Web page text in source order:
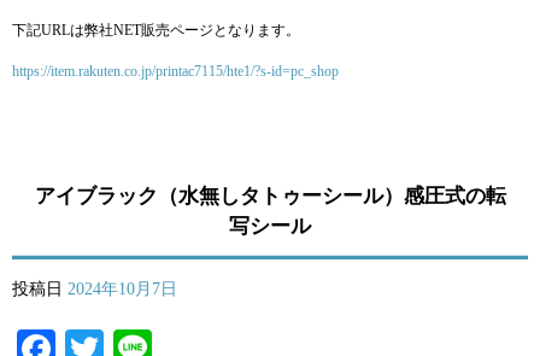
下記URLは弊社NET販売ページとなります。
https://item.rakuten.co.jp/printac7115/hte1/?s-id=pc_shop
アイブラック（水無しタトゥーシール）感圧式の転
写シール
投稿日 2024年10月7日